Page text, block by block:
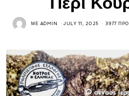
ΜΕ ADMIN JULY 11, 2025 3977